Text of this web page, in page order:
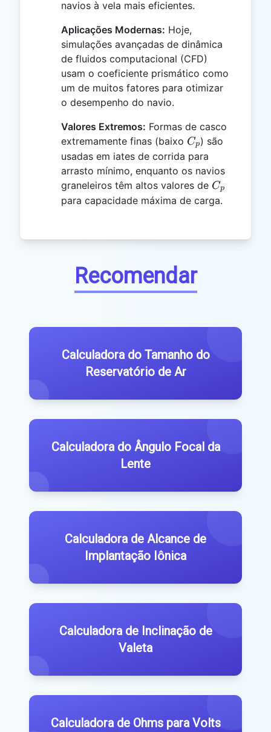
navios à vela mais eficientes.
Aplicações Modernas: Hoje,
simulações avançadas de dinâmica
de fluidos computacional (CFD)
usam o coeficiente prismático como
um de muitos fatores para otimizar
o desempenho do navio.
Valores Extremos: Formas de casco
extremamente finas (baixo C_p
Cp) são
usadas em iates de corrida para
arrasto mínimo, enquanto os navios
graneleiros têm altos valores de C_p
Cp
para capacidade máxima de carga.
Recomendar
Calculadora do Tamanho do
Reservatório de Ar
Calculadora do Ângulo Focal da
Lente
Calculadora de Alcance de
Implantação Iônica
Calculadora de Inclinação de
Valeta
Calculadora de Ohms para Volts